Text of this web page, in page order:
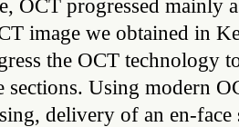
OCT progressed mainly
image we obtained in
the OCT technology
sections. Using modern
delivery of an en-